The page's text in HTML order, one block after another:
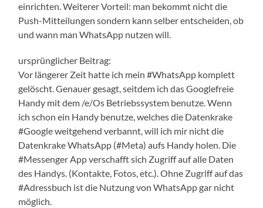
einrichten. Weiterer Vorteil: man bekommt nicht die
Push-Mitteilungen sondern kann selber entscheiden, ob
und wann man WhatsApp nutzen will.
ursprünglicher Beitrag:
Vor längerer Zeit hatte ich mein #WhatsApp komplett
gelöscht. Genauer gesagt, seitdem ich das Googlefreie
Handy mit dem /e/Os Betriebssystem benutze. Wenn
ich schon ein Handy benutze, welches die Datenkrake
#Google weitgehend verbannt, will ich mir nicht die
Datenkrake WhatsApp (#Meta) aufs Handy holen. Die
#Messenger App verschafft sich Zugriff auf alle Daten
des Handys. (Kontakte, Fotos, etc.). Ohne Zugriff auf das
#Adressbuch ist die Nutzung von WhatsApp gar nicht
möglich.